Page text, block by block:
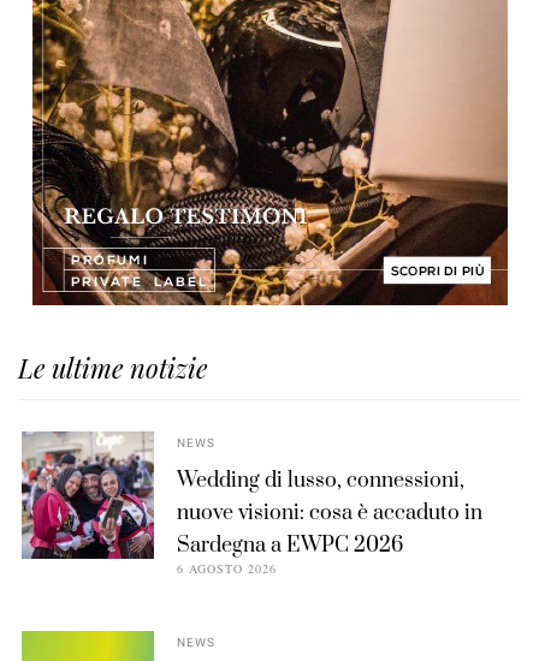
Le ultime notizie
NEWS
Wedding di lusso, connessioni,
nuove visioni: cosa è accaduto in
Sardegna a EWPC 2026
6 AGOSTO 2026
NEWS